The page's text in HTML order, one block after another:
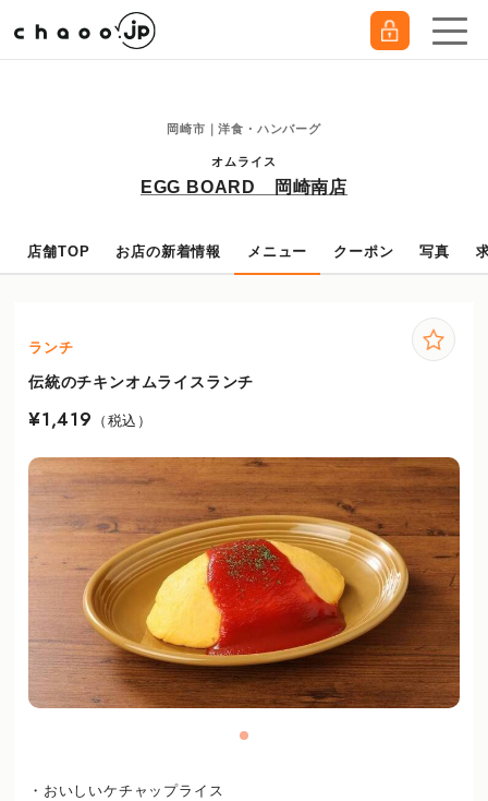
★20％OFFクーポンはこちら★
岡崎市｜洋食・ハンバーグ
オムライス
EGG BOARD 岡崎南店
店舗TOP お店の新着情報 メニュー クーポン 写真
ランチ
伝統のチキンオムライスランチ
¥1,419 （税込）
・おいしいケチャップライス